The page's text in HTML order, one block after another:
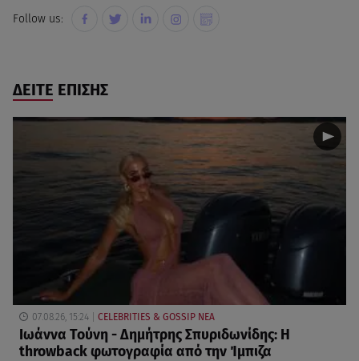
Follow us:
ΔΕΙΤΕ ΕΠΙΣΗΣ
07.08.26, 15:24 CELEBRITIES & GOSSIP ΝΕΑ
Ιωάννα Τούνη - Δημήτρης Σπυριδωνίδης: Η
throwback φωτογραφία από την Ίμπιζα